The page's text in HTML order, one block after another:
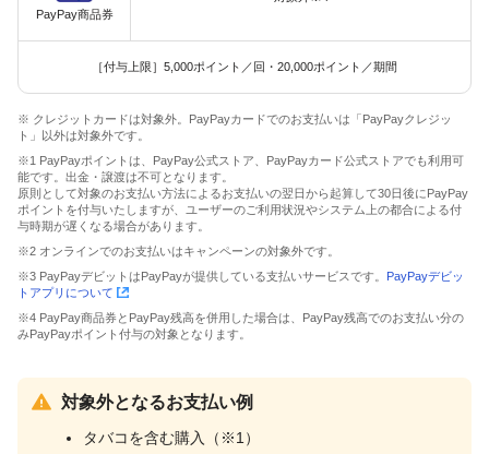
PayPay商品券
［付与上限］5,000ポイント／回・20,000ポイント／期間
※ クレジットカードは対象外。PayPayカードでのお支払いは「PayPayクレジッ
ト」以外は対象外です。
※1 PayPayポイントは、PayPay公式ストア、PayPayカード公式ストアでも利用可
能です。出金・譲渡は不可となります。
原則として対象のお支払い方法によるお支払いの翌日から起算して30日後にPayPay
ポイントを付与いたしますが、ユーザーのご利用状況やシステム上の都合による付
与時期が遅くなる場合があります。
※2 オンラインでのお支払いはキャンペーンの対象外です。
※3 PayPayデビットはPayPayが提供している支払いサービスです。
PayPayデビッ
トアプリについて
※4 PayPay商品券とPayPay残高を併用した場合は、PayPay残高でのお支払い分の
みPayPayポイント付与の対象となります。
対象外となるお支払い例
タバコを含む購入（※1）